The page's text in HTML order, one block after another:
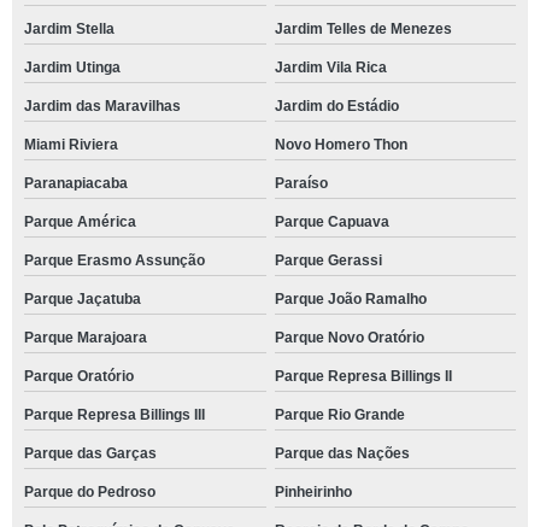
Jardim Stella Jardim Telles de Menezes
Jardim Utinga Jardim Vila Rica
Jardim das Maravilhas Jardim do Estádio
Miami Riviera Novo Homero Thon
Paranapiacaba Paraíso
Parque América Parque Capuava
Parque Erasmo Assunção Parque Gerassi
Parque Jaçatuba Parque João Ramalho
Parque Marajoara Parque Novo Oratório
Parque Oratório Parque Represa Billings II
Parque Represa Billings III Parque Rio Grande
Parque das Garças Parque das Nações
Parque do Pedroso Pinheirinho